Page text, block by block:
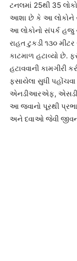
ટનલમાં 25થી 35
આશા છે કે આ લોકોને
આ લોકોનો સંપર્ક હજુ
રાહત ટુકડી ૧૩૦
કાટમાળ હટાવ્યો છે.
હટાવવાની કામગીરી
ફસાયેલા સુધી
એનડીઆરએફ,
આ જવાનો પૂરથી
અને દવાઓ જેવી